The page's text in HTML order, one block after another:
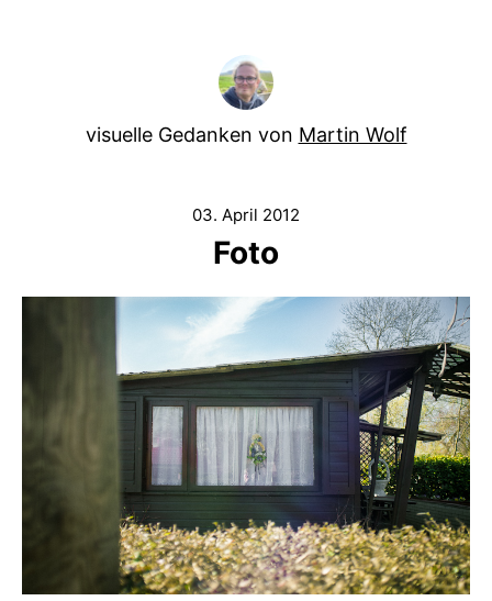
visuelle Gedanken von Martin Wolf
03. April 2012
Foto